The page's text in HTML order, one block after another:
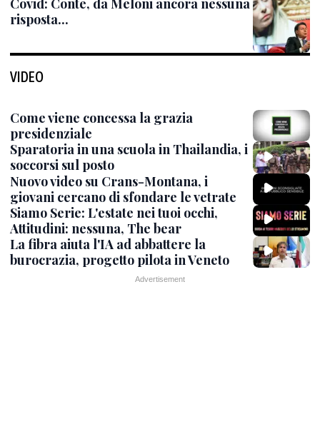
Covid: Conte, da Meloni ancora nessuna
risposta...
VIDEO
Come viene concessa la grazia
presidenziale
Sparatoria in una scuola in Thailandia, i
soccorsi sul posto
Nuovo video su Crans-Montana, i
giovani cercano di sfondare le vetrate
Siamo Serie: L'estate nei tuoi occhi,
Attitudini: nessuna, The bear
La fibra aiuta l'IA ad abbattere la
burocrazia, progetto pilota in Veneto